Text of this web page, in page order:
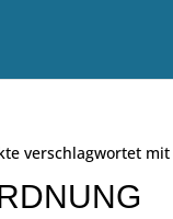
verschlagwortet mit